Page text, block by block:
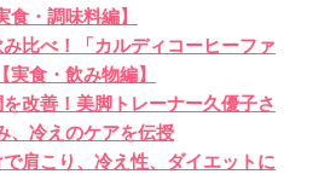
・調味料編】
比べ！「カルディコーヒーファ
食・飲み物編】
改善！美脚トレーナー久優子さ
、冷えのケアを伝授
肩こり、冷え性、ダイエットに